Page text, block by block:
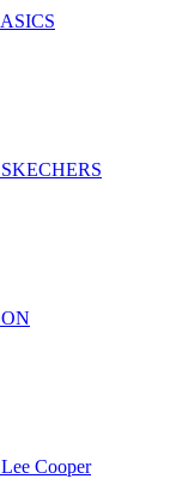
ASICS
SKECHERS
ON
Lee Cooper